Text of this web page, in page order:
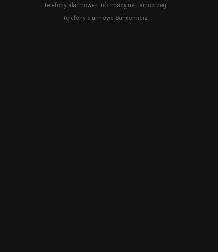
Telefony alarmowe i informacyjne Tarnobrzeg
Telefony alarmowe Sandomierz